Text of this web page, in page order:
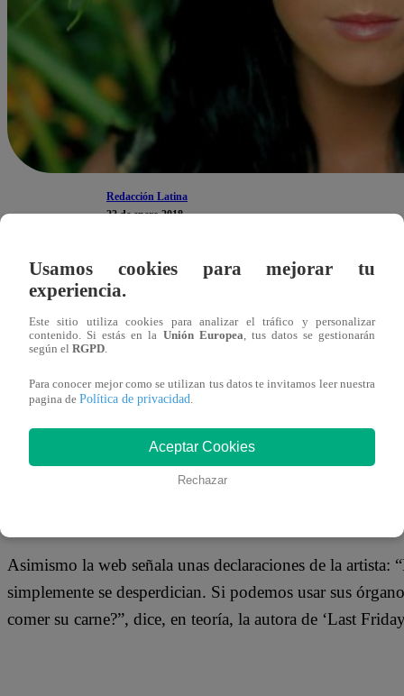
Redacción Latina
22 de enero 2018
Katy Perry no solo sorprende cuando sube a un
días, el sitio web YourNewsWire publicó una entrevista
supuestamente- declara a la prensa que acude a fiestas
fondo está hecho a base de carne humana.
Según YourNewsWire, la autora de Bon Appétit dijo
cena anual en donde comen carne de órganos humanos
Asimismo la web señala unas declaraciones de la
simplemente se desperdician. Si podemos usar sus
comer su carne?”, dice, en teoría, la autora de ‘Last
Usamos cookies para mejorar tu
experiencia.
Este sitio utiliza cookies para analizar el tráfico y personalizar
contenido. Si estás en la Unión Europea, tus datos se gestionarán
según el RGPD.
Para conocer mejor como se utilizan tus datos te invitamos leer nuestra
pagina de Política de privacidad.
Aceptar Cookies
Rechazar